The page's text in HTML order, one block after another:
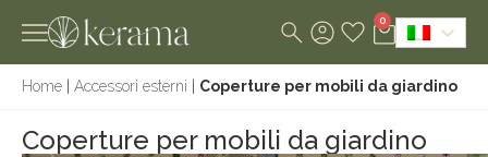
0
Home Accessori esterni Coperture per mobili da giardino
Coperture per mobili da giardino